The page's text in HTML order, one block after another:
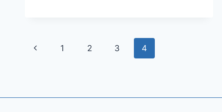
KEUNIKAN
Page
Previous
1 2 3 4